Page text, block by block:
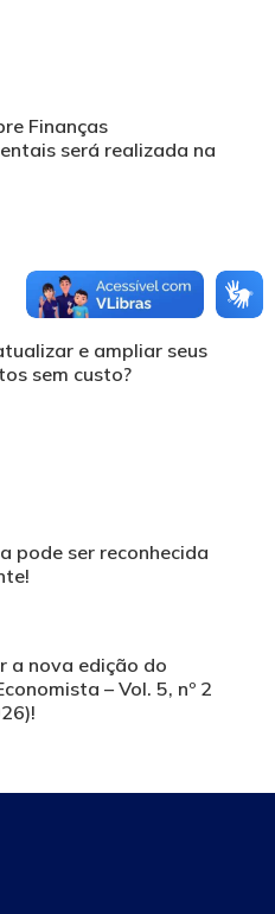
Finanças
será realizada na
e ampliar seus
sem custo?
pode ser reconhecida
a nova edição do
– Vol. 5, nº 2